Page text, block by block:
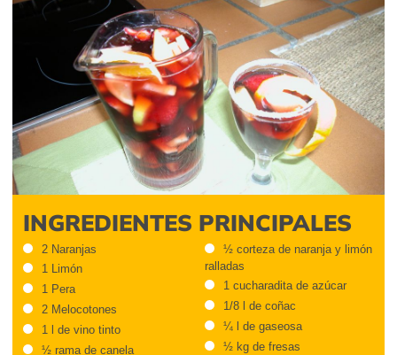
INGREDIENTES PRINCIPALES
2 Naranjas
1 Limón
1 Pera
2 Melocotones
1 l de vino tinto
½ rama de canela
½ corteza de naranja y limón
ralladas
1 cucharadita de azúcar
1/8 l de coñac
¼ l de gaseosa
½ kg de fresas